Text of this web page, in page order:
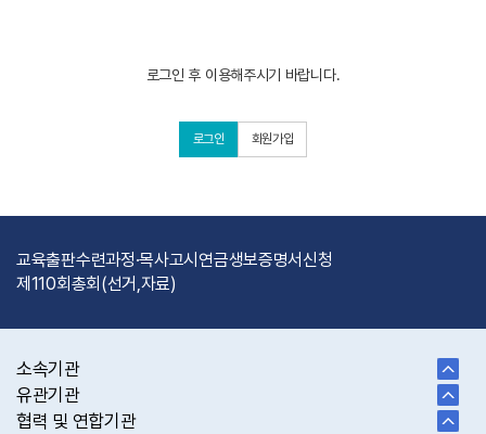
로그인 후 이용해주시기 바랍니다.
로그인 회원가입
교육출판수련과정·목사고시 연금생보증명서신청
제110회총회(선거,자료)
소속기관
유관기관
협력 및 연합기관